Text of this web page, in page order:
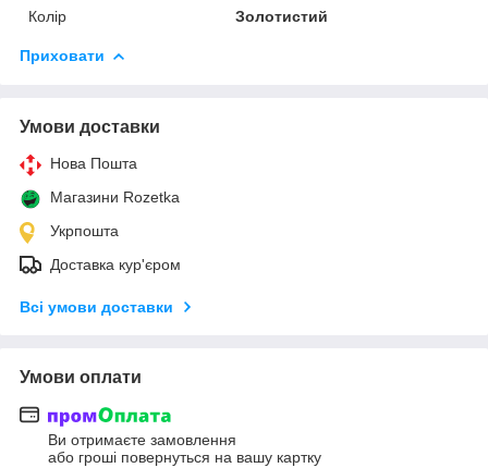
Колір
Золотистий
Приховати
Умови доставки
Нова Пошта
Магазини Rozetka
Укрпошта
Доставка кур'єром
Всі умови доставки
Умови оплати
Ви отримаєте замовлення
або гроші повернуться на вашу картку